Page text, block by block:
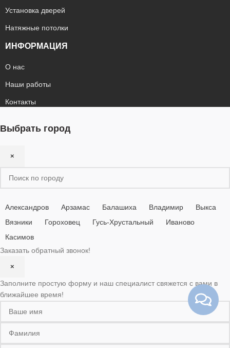
Установка дверей
Натяжные потолки
ИНФОРМАЦИЯ
О нас
Наши работы
Контакты
Выбрать город
×
Александров Арзамас Балашиха Владимир
Выкса
Вязники
Гороховец Гусь-Хрустальный
Иваново
Касимов
Заказать обратный звонок!
×
Заполните простую форму и наш специалист свяжется с вами в
ближайшее время!